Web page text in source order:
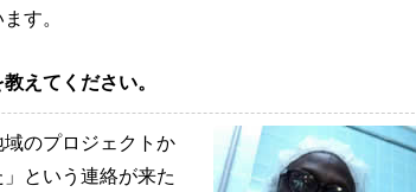
す。
えてください。
のプロジェクトか
という連絡が来た